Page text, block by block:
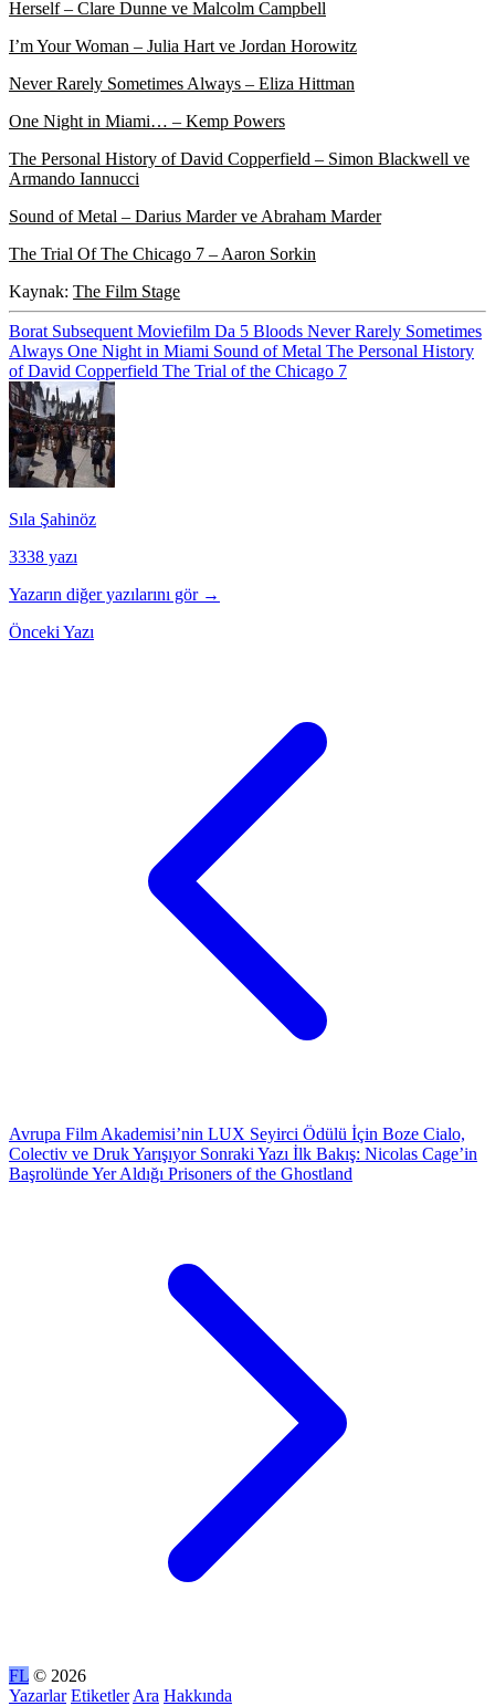
Herself– Clare Dunne ve Malcolm Campbell
I’m Your Woman – Julia Hart ve Jordan Horowitz
Never Rarely Sometimes Always – Eliza Hittman
One Night in Miami… – Kemp Powers
The Personal History of David Copperfield – Simon Blackwell ve
Armando Iannucci
Sound of Metal – Darius Marder ve Abraham Marder
The Trial Of The Chicago 7 – Aaron Sorkin
Kaynak: The Film Stage
Borat Subsequent Moviefilm Da 5 Bloods Never Rarely Sometimes
Always One Night in Miami Sound of Metal The Personal History
of David Copperfield The Trial of the Chicago 7
Sıla Şahinöz
3338 yazı
Yazarın diğer yazılarını gör →
Önceki Yazı
Avrupa Film Akademisi’nin LUX Seyirci Ödülü İçin Boze Cialo,
Colectiv ve Druk Yarışıyor Sonraki Yazı İlk Bakış: Nicolas Cage’in
Başrolünde Yer Aldığı Prisoners of the Ghostland
FL © 2026
Yazarlar Etiketler Ara Hakkında